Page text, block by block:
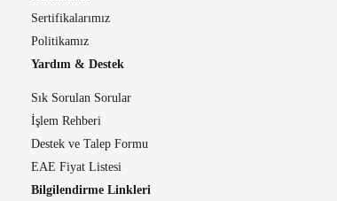
Sertifikalarımız
Politikamız
Yardım & Destek
Sık Sorulan Sorular
İşlem Rehberi
Destek ve Talep Formu
EAE Fiyat Listesi
Bilgilendirme Linkleri